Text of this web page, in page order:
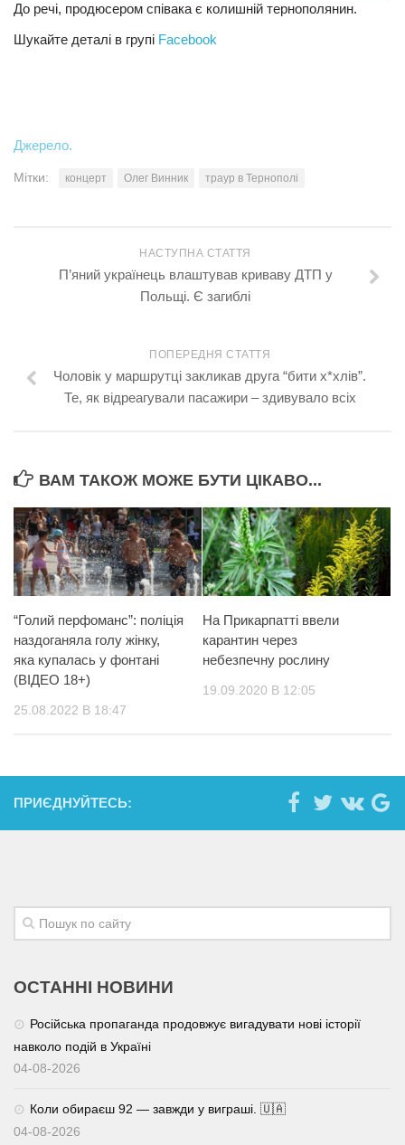
До речі, продюсером співака є колишній тернополянин.
Шукайте деталі в групі Facebook
Джерело.
Мітки: концерт Олег Винник траур в Тернополі
НАСТУПНА СТАТТЯ
П’яний українець влаштував криваву ДТП у
Польщі. Є загиблі
ПОПЕРЕДНЯ СТАТТЯ
Чоловік у маршрутці закликав друга “бити х*хлів”.
Те, як відреагували пасажири – здивувало всіх
ВАМ ТАКОЖ МОЖЕ БУТИ ЦІКАВО...
“Голий перфоманс”: поліція
наздоганяла голу жінку,
яка купалась у фонтані
(ВІДЕО 18+)
25.08.2022 В 18:47
На Прикарпатті ввели
карантин через
небезпечну рослину
19.09.2020 В 12:05
ПРИЄДНУЙТЕСЬ:
ОСТАННІ НОВИНИ
Російська пропаганда продовжує вигадувати нові історії
навколо подій в Україні
04-08-2026
Коли обираєш 92 — завжди у виграші. 🇺🇦
04-08-2026